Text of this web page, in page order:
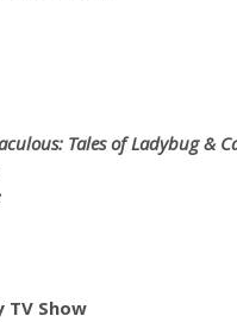
Tales of Ladybug &
TV Show